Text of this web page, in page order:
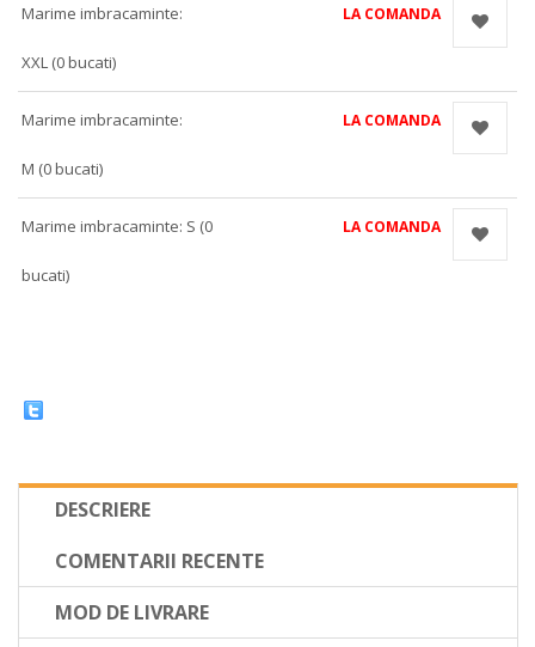
Marime imbracaminte:
XXL (0 bucati)
LA COMANDA
Marime imbracaminte:
M (0 bucati)
LA COMANDA
Marime imbracaminte: S (0
bucati)
LA COMANDA
DESCRIERE
COMENTARII RECENTE
MOD DE LIVRARE